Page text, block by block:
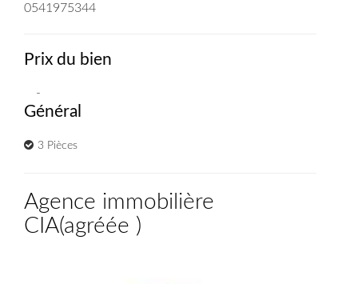
0541975344
Prix du bien
-
Général
3 Pièces
Agence immobilière
CIA(agréée )